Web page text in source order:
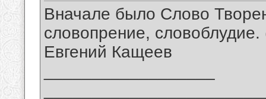
Вначале было Слово
словопрение, словоблудие.
Евгений Кащеев